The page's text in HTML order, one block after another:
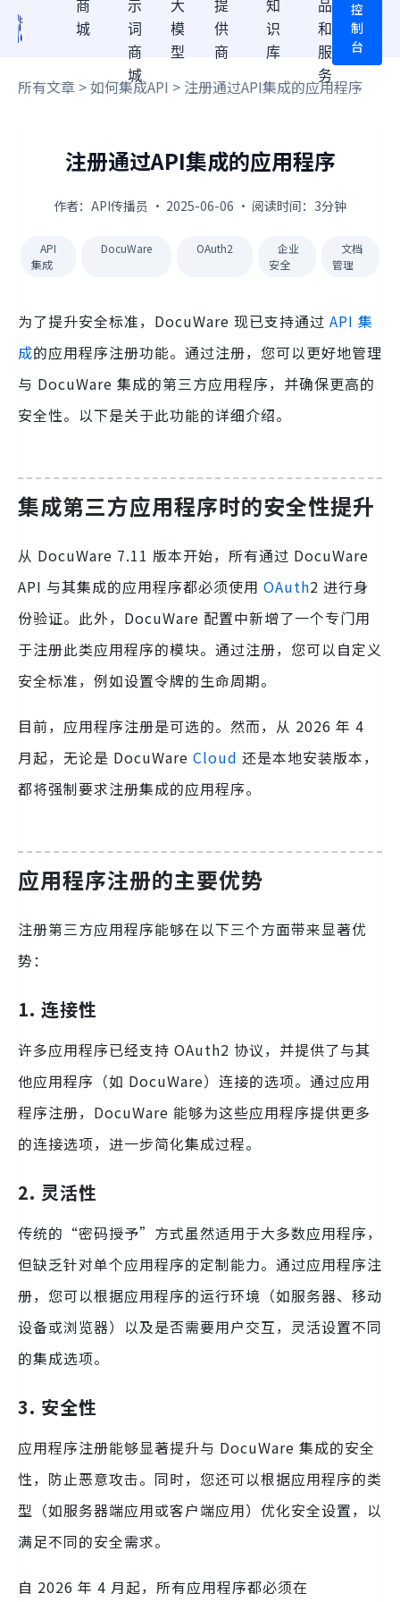
商
城
示
词
商
城
大
模
型
提
供
商
知
识
库
品
和
服
务
控
制
台
所有文章 >如何集成API > 注册通过API集成的应用程序
注册通过API集成的应用程序
作者：API传播员 · 2025-06-06 · 阅读时间：3分钟
API
集成
DocuWare OAuth2
企业
安全
文档
管理
为了提升安全标准，DocuWare 现已支持通过 API 集
成的应用程序注册功能。通过注册，您可以更好地管理
与 DocuWare 集成的第三方应用程序，并确保更高的
安全性。以下是关于此功能的详细介绍。
集成第三方应用程序时的安全性提升
从 DocuWare 7.11 版本开始，所有通过 DocuWare
API 与其集成的应用程序都必须使用 OAuth2 进行身
份验证。此外，DocuWare 配置中新增了一个专门用
于注册此类应用程序的模块。通过注册，您可以自定义
安全标准，例如设置令牌的生命周期。
目前，应用程序注册是可选的。然而，从 2026 年 4
月起，无论是 DocuWare Cloud 还是本地安装版本，
都将强制要求注册集成的应用程序。
应用程序注册的主要优势
注册第三方应用程序能够在以下三个方面带来显著优
势：
1. 连接性
许多应用程序已经支持 OAuth2 协议，并提供了与其
他应用程序（如 DocuWare）连接的选项。通过应用
程序注册，DocuWare 能够为这些应用程序提供更多
的连接选项，进一步简化集成过程。
2. 灵活性
传统的“密码授予”方式虽然适用于大多数应用程序，
但缺乏针对单个应用程序的定制能力。通过应用程序注
册，您可以根据应用程序的运行环境（如服务器、移动
设备或浏览器）以及是否需要用户交互，灵活设置不同
的集成选项。
3. 安全性
应用程序注册能够显著提升与 DocuWare 集成的安全
性，防止恶意攻击。同时，您还可以根据应用程序的类
型（如服务器端应用或客户端应用）优化安全设置，以
满足不同的安全需求。
自 2026 年 4 月起，所有应用程序都必须在